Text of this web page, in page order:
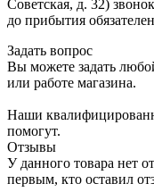
Советская, д. 32)
до прибытия
Задать вопрос
Вы можете задать
или работе магазина.
Наши
помогут.
Отзывы
У данного товара нет
первым, кто оставил